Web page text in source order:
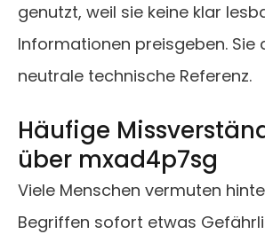
genutzt, weil sie keine klar
Informationen preisgeben. Sie
neutrale technische Referenz.
Häufige
über mxad4p7sg
Viele Menschen vermuten
Begriffen sofort etwas